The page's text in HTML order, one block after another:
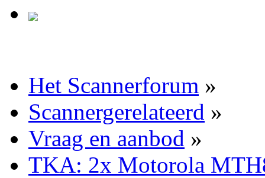
Het Scannerforum »
Scannergerelateerd »
Vraag en aanbod »
TKA: 2x Motorola